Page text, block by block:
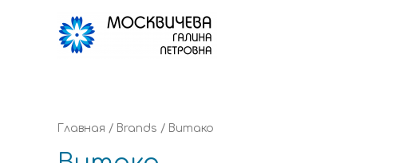
Главная / Brands / Витако